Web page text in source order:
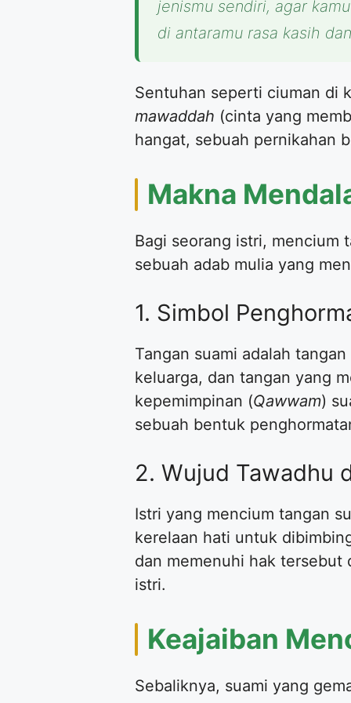
jenismu sendiri, agar
di antaramu rasa kasih
Sentuhan seperti ciuman di
mawaddah (cinta yang
hangat, sebuah pernikahan
Makna
Bagi seorang istri, mencium
sebuah adab mulia yang
1. Simbol
Tangan suami adalah
keluarga, dan tangan yang
kepemimpinan (Qawwam)
sebuah bentuk
2. Wujud Tawadhu
Istri yang mencium tangan
kerelaan hati untuk
dan memenuhi hak tersebut
istri.
Keajaiban
Sebaliknya, suami yang